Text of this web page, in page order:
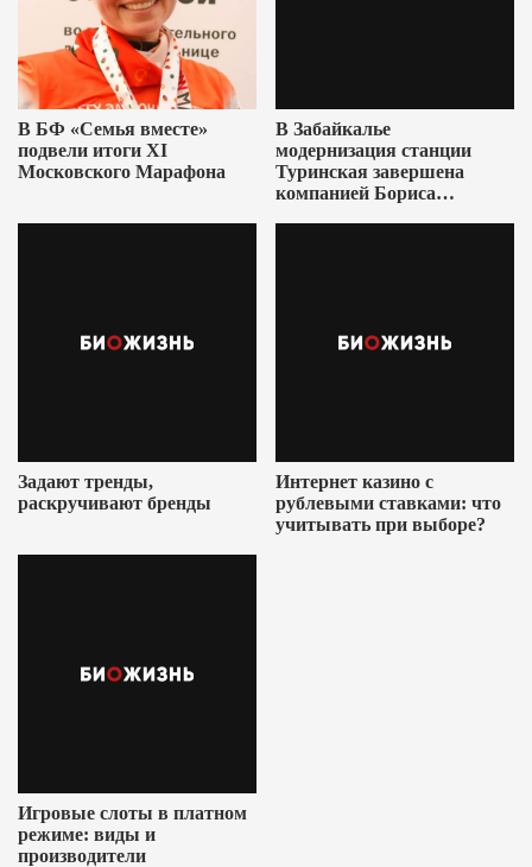
В БФ «Семья вместе»
подвели итоги XI
Московского Марафона
В Забайкалье
модернизация станции
Туринская завершена
компанией Бориса
Задают тренды,
раскручивают бренды
Интернет казино с
рублевыми ставками: что
учитывать при выборе?
Игровые слоты в платном
режиме: виды и
производители